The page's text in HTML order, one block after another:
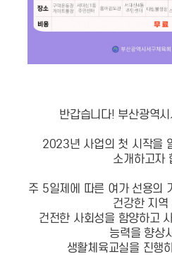
반갑습니다! 부산광역
2023년 사업의 첫 시작을
소개하고자
주 5일제에 따른 여가 선용의
건강한 지역
건전한 사회성을 함양하고
능력을 향상
생활체육교실을 진행